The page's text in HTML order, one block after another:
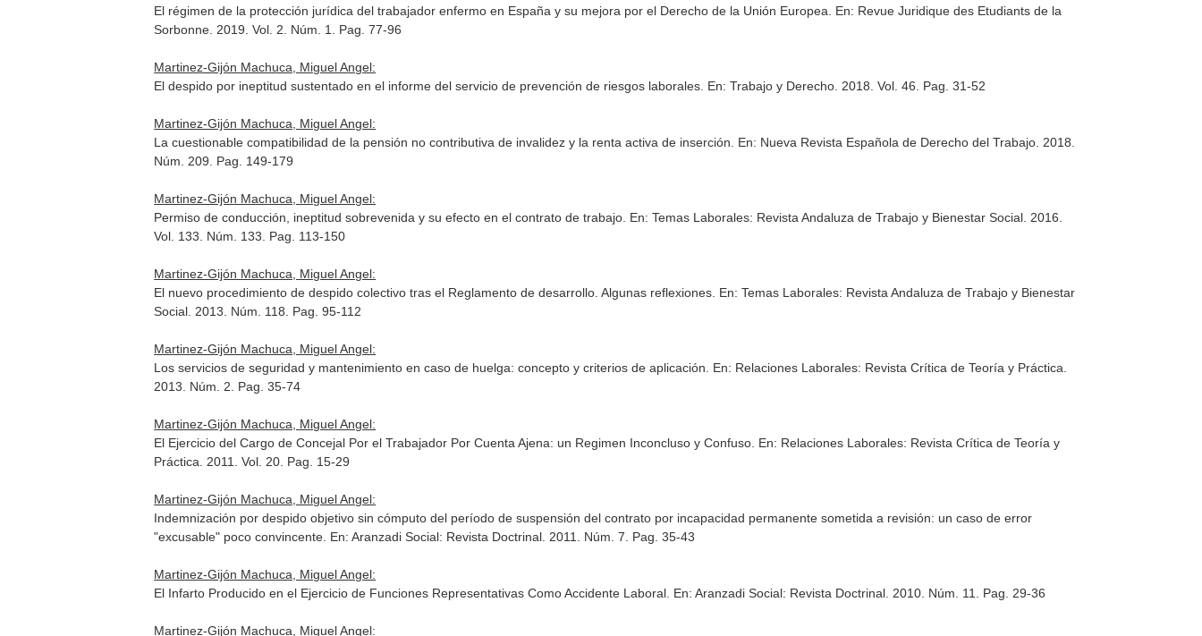
El régimen de la protección jurídica del trabajador enfermo en España y su mejora por el Derecho de la Unión Europea. En: Revue Juridique des Etudiants de la
Sorbonne . 2019. Vol. 2. Núm. 1. Pag. 77-96
Martinez-Gijón Machuca, Miguel Angel:
El despido por ineptitud sustentado en el informe del servicio de prevención de riesgos laborales. En: Trabajo y Derecho . 2018. Vol. 46. Pag. 31-52
Martinez-Gijón Machuca, Miguel Angel:
La cuestionable compatibilidad de la pensión no contributiva de invalidez y la renta activa de inserción. En: Nueva Revista Española de Derecho del Trabajo . 2018.
Núm. 209. Pag. 149-179
Martinez-Gijón Machuca, Miguel Angel:
Permiso de conducción, ineptitud sobrevenida y su efecto en el contrato de trabajo. En: Temas Laborales: Revista Andaluza de Trabajo y Bienestar Social . 2016.
Vol. 133. Núm. 133. Pag. 113-150
Martinez-Gijón Machuca, Miguel Angel:
El nuevo procedimiento de despido colectivo tras el Reglamento de desarrollo. Algunas reflexiones. En: Temas Laborales: Revista Andaluza de Trabajo y Bienestar
Social . 2013. Núm. 118. Pag. 95-112
Martinez-Gijón Machuca, Miguel Angel:
Los servicios de seguridad y mantenimiento en caso de huelga: concepto y criterios de aplicación. En: Relaciones Laborales: Revista Crítica de Teoría y Práctica
2013. Núm. 2. Pag. 35-74
Martinez-Gijón Machuca, Miguel Angel:
El Ejercicio del Cargo de Concejal Por el Trabajador Por Cuenta Ajena: un Regimen Inconcluso y Confuso. En: Relaciones Laborales: Revista Crítica de Teoría y
Práctica . 2011. Vol. 20. Pag. 15-29
Martinez-Gijón Machuca, Miguel Angel:
Indemnización por despido objetivo sin cómputo del período de suspensión del contrato por incapacidad permanente sometida a revisión: un caso de error
"excusable" poco convincente. En: Aranzadi Social: Revista Doctrinal . 2011. Núm. 7. Pag. 35-43
Martinez-Gijón Machuca, Miguel Angel:
El Infarto Producido en el Ejercicio de Funciones Representativas Como Accidente Laboral. En: Aranzadi Social: Revista Doctrinal . 2010. Núm. 11. Pag. 29-36
Martinez-Gijón Machuca, Miguel Angel: